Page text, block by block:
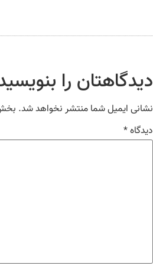
دیدگاهتان را
نشانی ایمیل شما منتشر نخواهد شد.
دیدگاه*